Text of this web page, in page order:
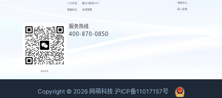
人力外包
数据标注
魔方AI质检VOC
来呗智聘
视频中心
萌人萌事
商务联系
服务热线
400-870-0850
Copyright © 2026 网萌科技 沪ICP备11017157号